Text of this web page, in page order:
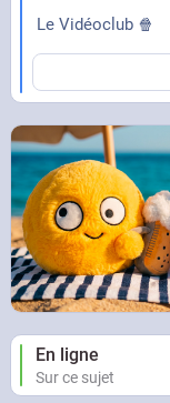
Le Vidéoclub 🍿
En ligne
Sur ce sujet